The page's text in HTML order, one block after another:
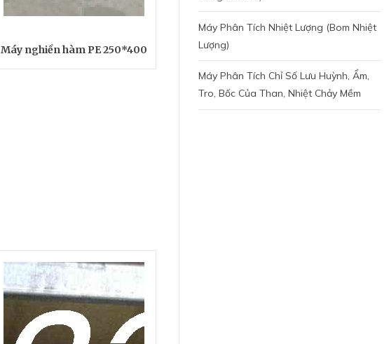
Máy nghiền hàm PE 250*400
Máy Phân Tích Nhiệt Lượng (bom Nhiệt
Lượng)
Máy Phân Tích Chỉ Số Lưu Huỳnh, Ẩm,
Tro, Bốc Của Than, Nhiệt Chảy Mềm